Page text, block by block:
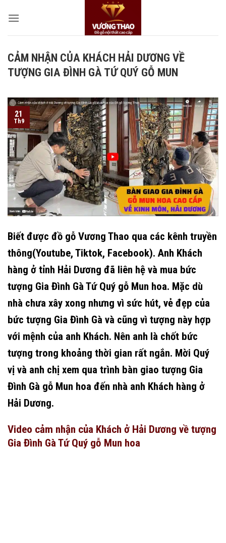
qua
CẢM NHẬN CỦA KHÁCH HẢI DƯƠNG VỀ
TƯỢNG GIA ĐÌNH GÀ TỨ QUÝ GỖ MUN
21
Th9
Biết được đồ gỗ Vương Thao qua các kênh truyền
thông(Youtube, Tiktok, Facebook). Anh Khách
hàng ở tỉnh Hải Dương đã liên hệ và mua bức
tượng Gia Đình Gà Tứ Quý gỗ Mun hoa. Mặc dù
nhà chưa xây xong nhưng vì sức hút, vẻ đẹp của
bức tượng Gia Đình Gà và cũng vì tượng này hợp
với mệnh của anh Khách. Nên anh là chốt bức
tượng trong khoảng thời gian rất ngắn. Mời Quý
vị và anh chị xem qua trình bàn giao tượng Gia
Đình Gà gỗ Mun hoa đến nhà anh Khách hàng ở
Hải Dương.
Video cảm nhận của Khách ở Hải Dương về tượng
Gia Đình Gà Tứ Quý gỗ Mun hoa